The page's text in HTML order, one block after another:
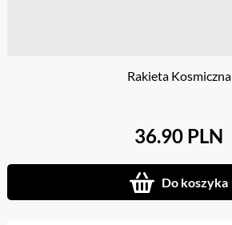
Rakieta Kosmiczna
36.90 PLN
Do koszyka